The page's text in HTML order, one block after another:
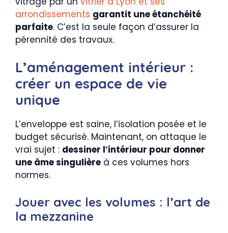
arrondissements garantit une étanchéité
parfaite. C’est la seule façon d’assurer la
pérennité des travaux.
L’aménagement intérieur :
créer un espace de vie
unique
L’enveloppe est saine, l’isolation posée et le
budget sécurisé. Maintenant, on attaque le
vrai sujet : dessiner l’intérieur pour donner
une âme singulière à ces volumes hors
normes.
Jouer avec les volumes : l’art de
la mezzanine